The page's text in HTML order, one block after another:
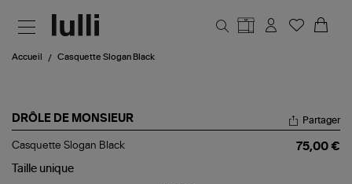
Accueil Casquette Slogan Black
DRÔLE DE MONSIEUR
Casquette
Black
Partager
Casquette Slogan Black
75,00 €
Taille unique